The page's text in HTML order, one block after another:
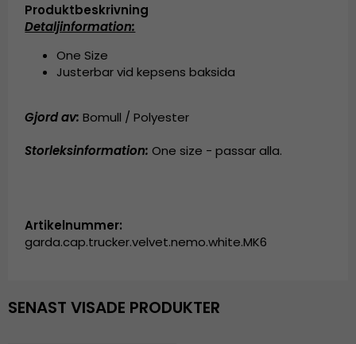
Produktbeskrivning
Detaljinformation:
One Size
Justerbar vid kepsens baksida
Gjord av: Bomull / Polyester
Storleksinformation: One size - passar alla.
Artikelnummer:
garda.cap.trucker.velvet.nemo.white.MK6
SENAST VISADE PRODUKTER